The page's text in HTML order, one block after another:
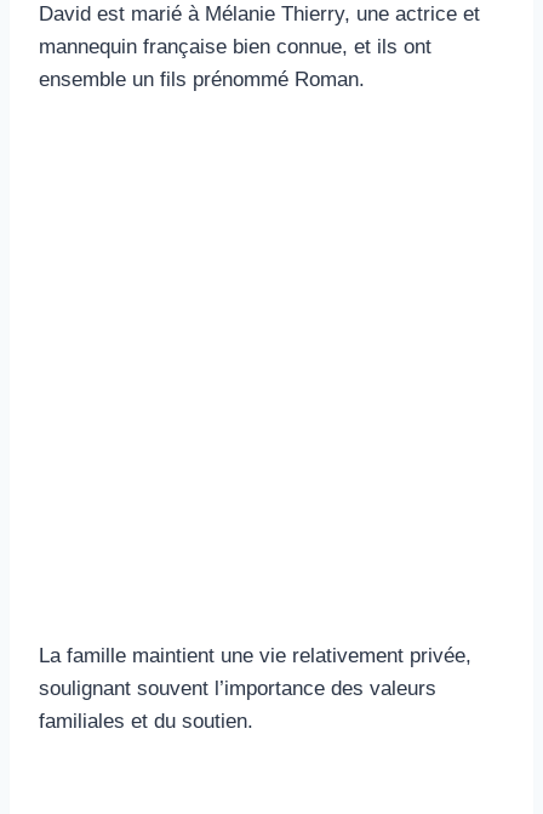
David est marié à Mélanie Thierry, une actrice et
mannequin française bien connue, et ils ont
ensemble un fils prénommé Roman.
La famille maintient une vie relativement privée,
soulignant souvent l’importance des valeurs
familiales et du soutien.